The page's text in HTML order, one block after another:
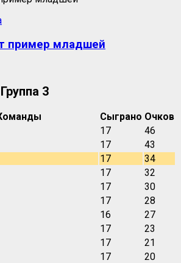
пример младшей
3
Сыграно Очков
17
46
17
43
17
34
17
32
17
30
17
28
16
27
17
23
17
21
17 20